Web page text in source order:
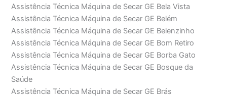
Assistência Técnica Máquina de Secar GE Bela Vista
Assistência Técnica Máquina de Secar GE Belém
Assistência Técnica Máquina de Secar GE Belenzinho
Assistência Técnica Máquina de Secar GE Bom Retiro
Assistência Técnica Máquina de Secar GE Borba Gato
Assistência Técnica Máquina de Secar GE Bosque da
Saúde
Assistência Técnica Máquina de Secar GE Brás